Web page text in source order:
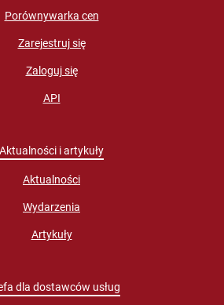
Porównywarka cen
Zarejestruj się
Zaloguj się
API
Aktualności i artykuły
Aktualności
Wydarzenia
Artykuły
dla dostawców usług